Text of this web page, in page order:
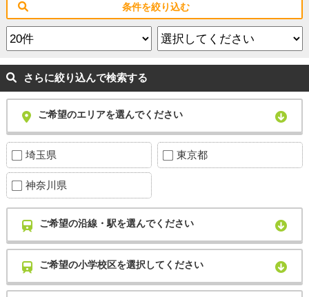
条件を絞り込む
さらに絞り込んで検索する
ご希望のエリアを選んでください
埼玉県 東京都
神奈川県
ご希望の沿線・駅を選んでください
ご希望の小学校区を選択してください